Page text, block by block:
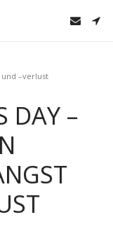
und –verlust
DAY –